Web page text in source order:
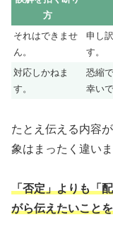
方
それはできませ
ん。
申し
す。
対応しかねま
す。
恐縮
幸いで
たとえ伝える内容
象はまったく違いま
「否定」よりも「
がら伝えたいこと